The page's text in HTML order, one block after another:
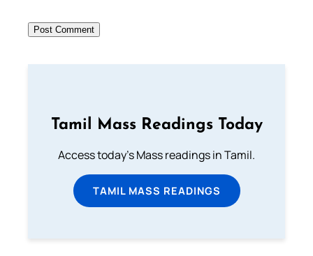
Tamil Mass Readings Today
Access today's Mass readings in Tamil.
TAMIL MASS READINGS